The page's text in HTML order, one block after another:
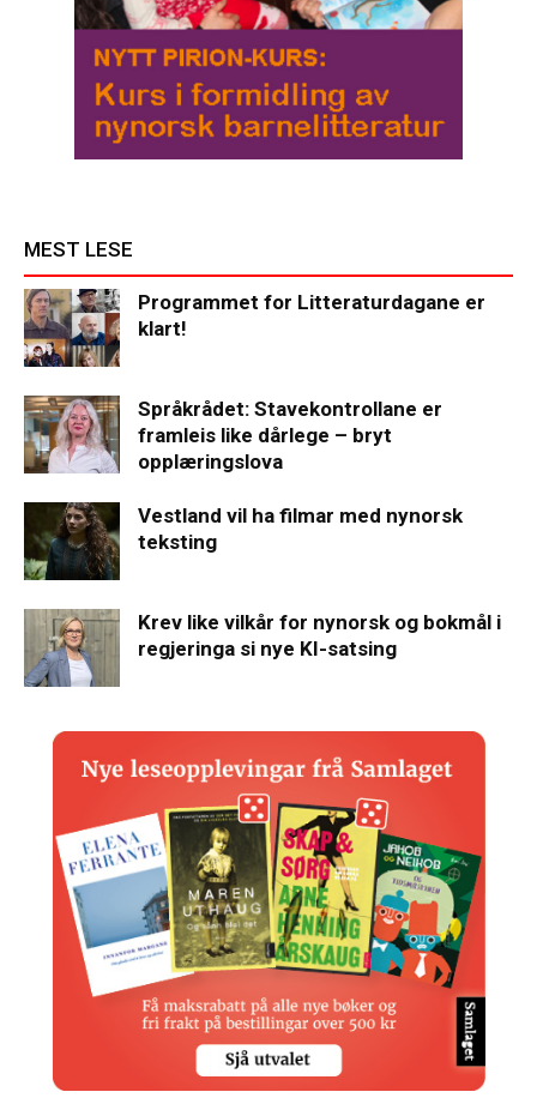
MEST LESE
Programmet for Litteraturdagane er
klart!
Språkrådet: Stavekontrollane er
framleis like dårlege – bryt
opplæringslova
Vestland vil ha filmar med nynorsk
teksting
Krev like vilkår for nynorsk og bokmål i
regjeringa si nye KI-satsing